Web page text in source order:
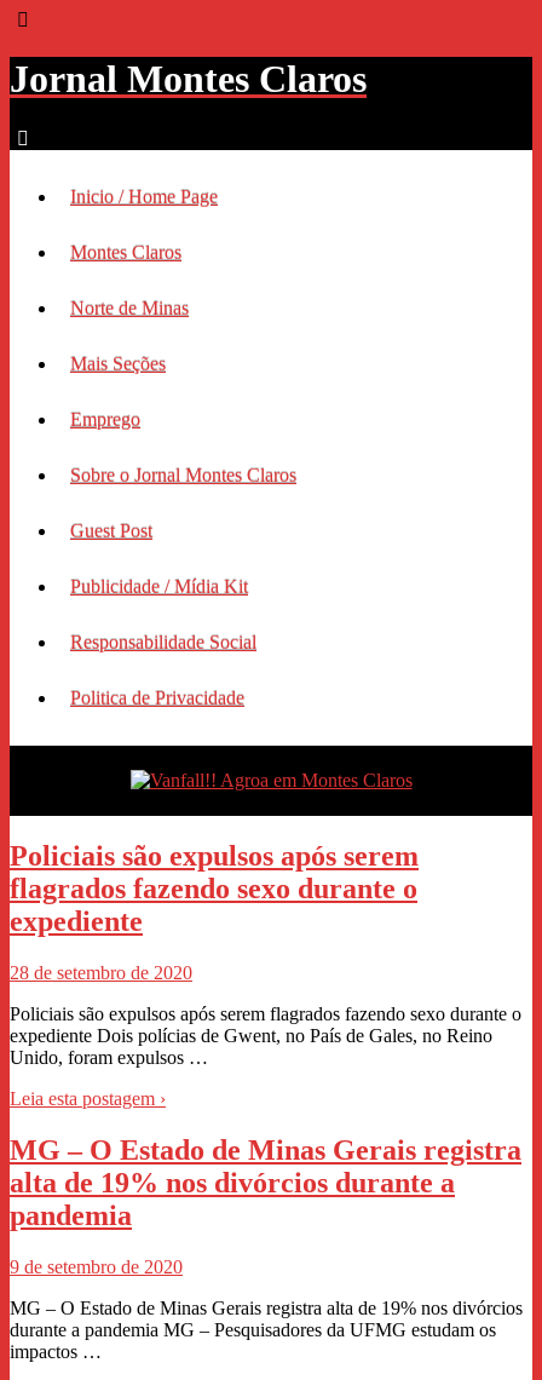
Jornal Montes Claros
Inicio / Home Page
Montes Claros
Norte de Minas
Mais Seções
Emprego
Sobre o Jornal Montes Claros
Guest Post
Publicidade / Mídia Kit
Responsabilidade Social
Politica de Privacidade
Policiais são expulsos após serem
flagrados fazendo sexo durante o
expediente
28 de setembro de 2020
Policiais são expulsos após serem flagrados fazendo sexo durante o
expediente Dois polícias de Gwent, no País de Gales, no Reino
Unido, foram expulsos …
Leia esta postagem ›
MG – O Estado de Minas Gerais registra
alta de 19% nos divórcios durante a
pandemia
9 de setembro de 2020
MG – O Estado de Minas Gerais registra alta de 19% nos divórcios
durante a pandemia MG – Pesquisadores da UFMG estudam os
impactos …